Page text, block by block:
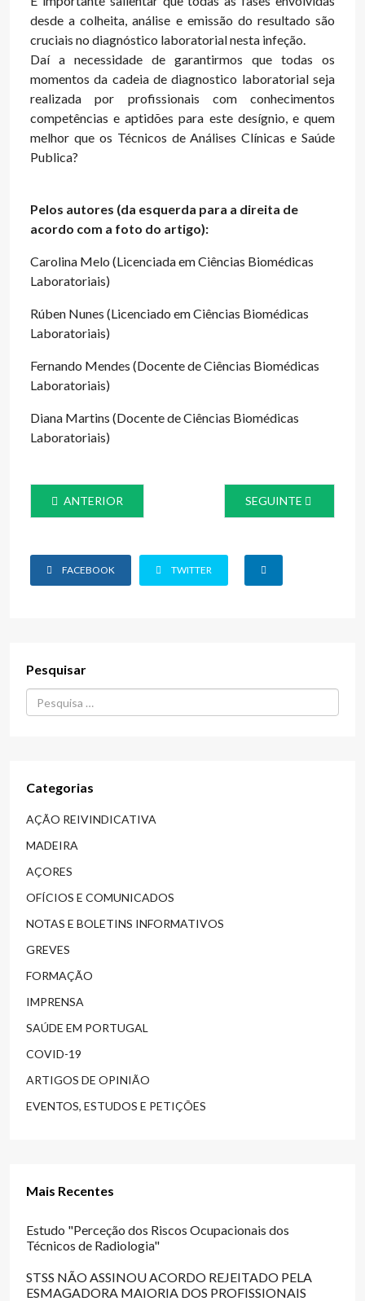
desde a colheita, análise e emissão do resultado são
cruciais no diagnóstico laboratorial nesta infeção.
Daí a necessidade de garantirmos que todas os
momentos da cadeia de diagnostico laboratorial seja
realizada por profissionais com conhecimentos
competências e aptidões para este desígnio, e quem
melhor que os Técnicos de Análises Clínicas e Saúde
Publica?
Pelos autores (da esquerda para a direita de
acordo com a foto do artigo):
Carolina Melo (Licenciada em Ciências Biomédicas
Laboratoriais)
Rúben Nunes (Licenciado em Ciências Biomédicas
Laboratoriais)
Fernando Mendes (Docente de Ciências Biomédicas
Laboratoriais)
Diana Martins (Docente de Ciências Biomédicas
Laboratoriais)
ARTIGO ANTERIOR: DIA MUNDIAL DA HIPERTENSÃO
ANTERIOR ARTIGO SEGUINTE:
SEGUINTE
FACEBOOK TWITTER
Pesquisar
Procurar...
Categorias
AÇÃO REIVINDICATIVA
MADEIRA
AÇORES
OFÍCIOS E COMUNICADOS
NOTAS E BOLETINS INFORMATIVOS
GREVES
FORMAÇÃO
IMPRENSA
SAÚDE EM PORTUGAL
COVID-19
ARTIGOS DE OPINIÃO
EVENTOS, ESTUDOS E PETIÇÕES
Mais Recentes
Estudo "Perceção dos Riscos Ocupacionais dos
Técnicos de Radiologia"
STSS NÃO ASSINOU ACORDO REJEITADO PELA
ESMAGADORA MAIORIA DOS PROFISSIONAIS